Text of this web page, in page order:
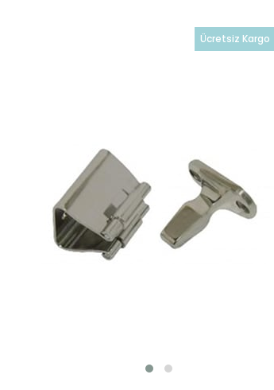
Ücretsiz Kargo